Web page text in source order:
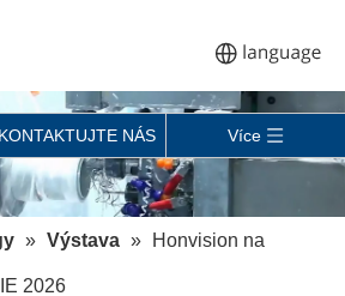
KONTAKTUJTE NÁS Více
» Výstava » Honvision na
2026